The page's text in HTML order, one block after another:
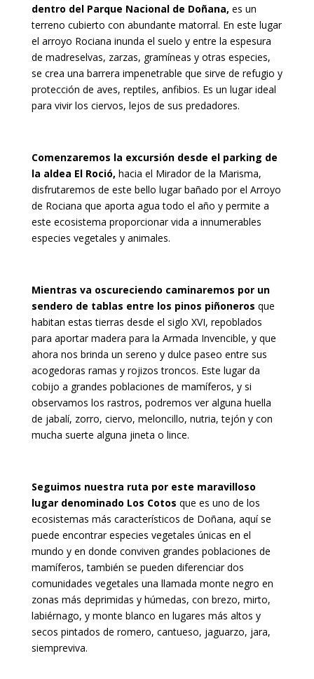
dentro del Parque Nacional de Doñana, es un
terreno cubierto con abundante matorral. En este lugar
el arroyo Rociana inunda el suelo y entre la espesura
de madreselvas, zarzas, gramíneas y otras especies,
se crea una barrera impenetrable que sirve de refugio y
protección de aves, reptiles, anfibios. Es un lugar ideal
para vivir los ciervos, lejos de sus predadores.
Comenzaremos la excursión desde el parking de
la aldea El Roció, hacia el Mirador de la Marisma,
disfrutaremos de este bello lugar bañado por el Arroyo
de Rociana que aporta agua todo el año y permite a
este ecosistema proporcionar vida a innumerables
especies vegetales y animales.
Mientras va oscureciendo caminaremos por un
sendero de tablas entre los pinos piñoneros que
habitan estas tierras desde el siglo XVI, repoblados
para aportar madera para la Armada Invencible, y que
ahora nos brinda un sereno y dulce paseo entre sus
acogedoras ramas y rojizos troncos. Este lugar da
cobijo a grandes poblaciones de mamíferos, y si
observamos los rastros, podremos ver alguna huella
de jabalí, zorro, ciervo, meloncillo, nutria, tejón y con
mucha suerte alguna jineta o lince.
Seguimos nuestra ruta por este maravilloso
lugar denominado Los Cotos que es uno de los
ecosistemas más característicos de Doñana, aquí se
puede encontrar especies vegetales únicas en el
mundo y en donde conviven grandes poblaciones de
mamíferos, también se pueden diferenciar dos
comunidades vegetales una llamada monte negro en
zonas más deprimidas y húmedas, con brezo, mirto,
labiérnago, y monte blanco en lugares más altos y
secos pintados de romero, cantueso, jaguarzo, jara,
siempreviva.